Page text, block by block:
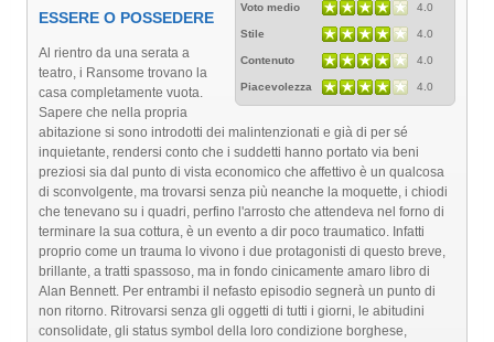
Voto medio 4.0
Stile 4.0
Contenuto 4.0
Piacevolezza 4.0
ESSERE O POSSEDERE
Al rientro da una serata a
teatro, i Ransome trovano la
casa completamente vuota.
Sapere che nella propria
abitazione si sono introdotti dei malintenzionati e già di per sé
inquietante, rendersi conto che i suddetti hanno portato via beni
preziosi sia dal punto di vista economico che affettivo è un qualcosa
di sconvolgente, ma trovarsi senza più neanche la moquette, i chiodi
che tenevano su i quadri, perfino l'arrosto che attendeva nel forno di
terminare la sua cottura, è un evento a dir poco traumatico. Infatti
proprio come un trauma lo vivono i due protagonisti di questo breve,
brillante, a tratti spassoso, ma in fondo cinicamente amaro libro di
Alan Bennett. Per entrambi il nefasto episodio segnerà un punto di
non ritorno. Ritrovarsi senza gli oggetti di tutti i giorni, le abitudini
consolidate, gli status symbol della loro condizione borghese,